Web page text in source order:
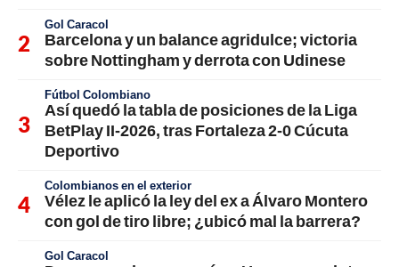
Gol Caracol
Barcelona y un balance agridulce; victoria
sobre Nottingham y derrota con Udinese
Fútbol Colombiano
Así quedó la tabla de posiciones de la Liga
BetPlay II-2026, tras Fortaleza 2-0 Cúcuta
Deportivo
Colombianos en el exterior
Vélez le aplicó la ley del ex a Álvaro Montero
con gol de tiro libre; ¿ubicó mal la barrera?
Gol Caracol